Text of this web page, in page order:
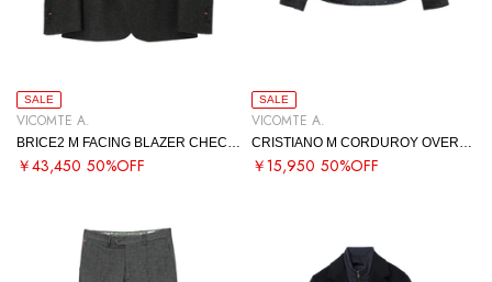
SALE
VICOMTE A.
BRICE2 M FACING BLAZER CHECKED
￥43,450 50%OFF
SALE
VICOMTE A.
CRISTIANO M CORDUROY OVERSHIRT
￥15,950 50%OFF